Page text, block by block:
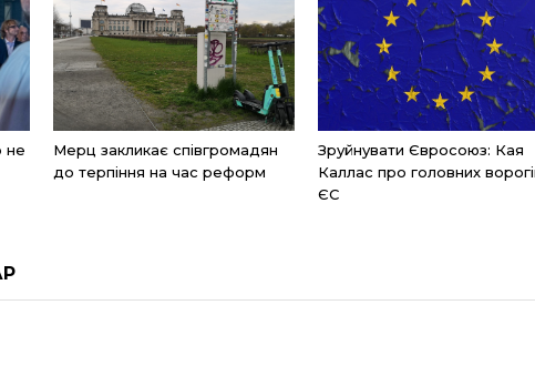
не
Мерц закликає співгромадян
до терпіння на час реформ
Зруйнувати Євросоюз: Кая
Каллас про головних
ЄС